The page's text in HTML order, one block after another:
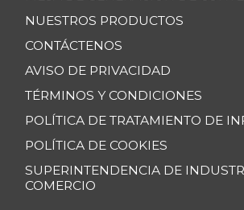
NUESTROS PRODUCTOS
CONTÁCTENOS
AVISO DE PRIVACIDAD
TÉRMINOS Y CONDICIONES
POLÍTICA DE TRATAMIENTO DE
POLÍTICA DE COOKIES
SUPERINTENDENCIA DE
COMERCIO